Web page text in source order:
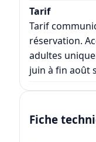
Tarif
Tarif
réservation.
adultes
juin à fin août
Fiche